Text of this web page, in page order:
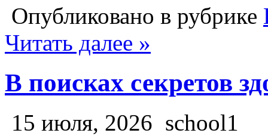
Опубликовано в рубрике
Читать далее »
В поисках секретов
15 июля, 2026 school1